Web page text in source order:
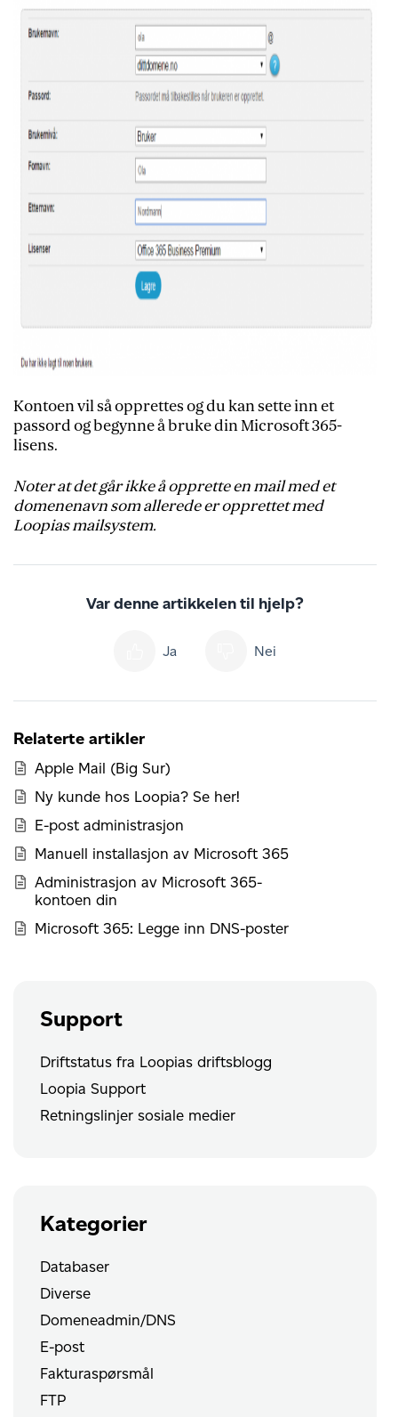
Kontoen vil så opprettes og du kan sette inn et
passord og begynne å bruke din Microsoft 365-
lisens.
Noter at det går ikke å opprette en mail med et
domenenavn som allerede er opprettet med
Loopias mailsystem.
Var denne artikkelen til hjelp?
Ja Nei
Relaterte artikler
Apple Mail (Big Sur)
Ny kunde hos Loopia? Se her!
E-post administrasjon
Manuell installasjon av Microsoft 365
Administrasjon av Microsoft 365-
kontoen din
Microsoft 365: Legge inn DNS-poster
Support
Driftstatus fra Loopias driftsblogg
Loopia Support
Retningslinjer sosiale medier
Kategorier
Databaser
Diverse
Domeneadmin/DNS
E-post
Fakturaspørsmål
FTP